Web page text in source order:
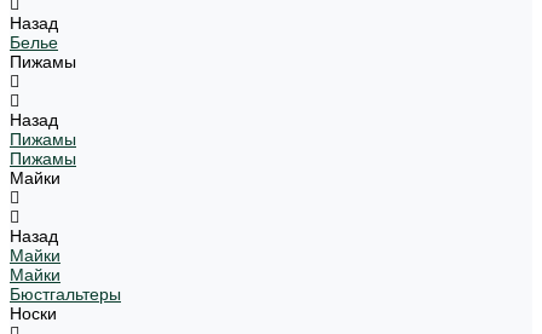
Назад
Белье
Пижамы
Назад
Пижамы
Пижамы
Майки
Назад
Майки
Майки
Бюстгальтеры
Носки